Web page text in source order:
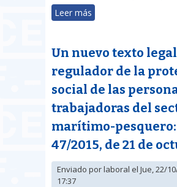
Leer más
Empleo
Un nuevo texto legal
regulador de la
social de las
trabajadoras del
marítimo-pesquero:
47/2015, de 21 de
Enviado porlaboral el Jue, 22/
17:37